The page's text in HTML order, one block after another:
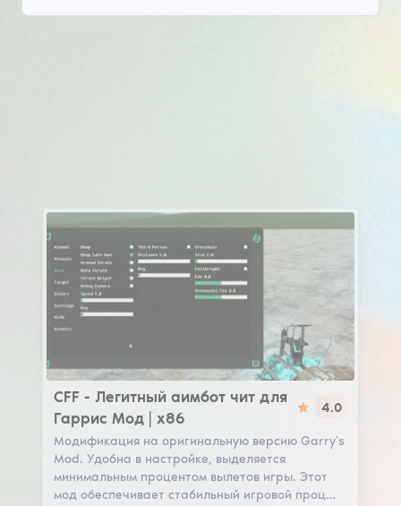
CFF
CFF - Легитный аимбот чит для
Гаррис Мод | x86
4.0
Модификация на оригинальную версию Garry's
Mod. Удобна в настройке, выделяется
минимальным процентом вылетов игры. Этот
мод обеспечивает стабильный игровой проц…